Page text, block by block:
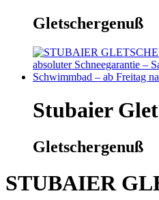
Gletschergenuß
Stubaier
Gletschergenuß
STUBAIER